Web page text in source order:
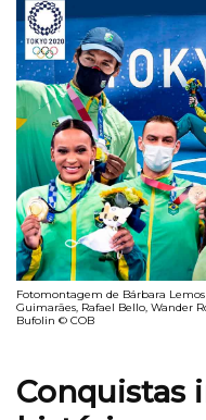
Fotomontagem de Bárbara
Guimarães, Rafael Bello, Wander
Bufolin © COB
Conquistas